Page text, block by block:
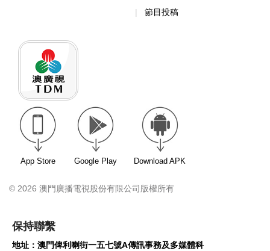
節目投稿
App Store Google Play Download APK
© 2026 澳門廣播電視股份有限公司版權所有
保持聯繫
地址：澳門俾利喇街一五七號A傳訊事務及多媒體科